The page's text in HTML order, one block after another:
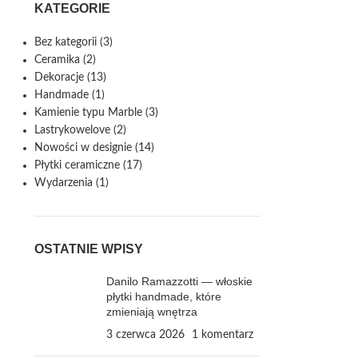
KATEGORIE
Bez kategorii(3)
Ceramika (2)
Dekoracje(13)
Handmade(1)
Kamienie typu Marble(3)
Lastrykowelove(2)
Nowości w designie(14)
Płytki ceramiczne(17)
Wydarzenia (1)
OSTATNIE WPISY
Danilo Ramazzotti — włoskie
płytki handmade, które
zmieniają wnętrza
3 czerwca 2026 1 komentarz